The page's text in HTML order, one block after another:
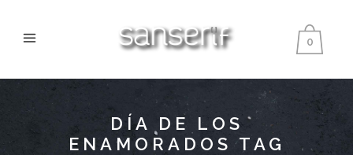
0
DÍA DE LOS
ENAMORADOS TAG